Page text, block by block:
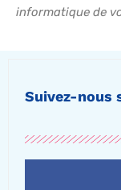
informatique de
Suivez-nous